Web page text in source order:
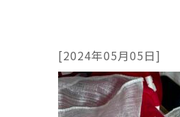
[2024年05月05日]